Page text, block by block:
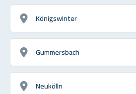
Königswinter
Gummersbach
Neukölln